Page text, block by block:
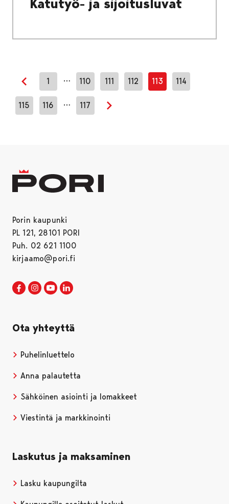
Katutyö- ja sijoitusluvat
Edellinen sivu
1 … 110 111 112 113 114
115 116 … 117
Seuraava sivu
Porin kaupunki
PL 121, 28101 PORI
Puh. 02 621 1100
kirjaamo@pori.fi
Porin kaupunki Facebookissa
Avautuu uudessa välilehdessä
Porin kaupunki Instagramissa
Avautuu uudessa välilehdessä
Porin kaupunki Youtubessa
Avautuu uudessa välilehdessä
Ota yhteyttä
Puhelinluettelo
Anna palautetta
Sähköinen asiointi ja lomakkeet
Viestintä ja markkinointi
Laskutus ja maksaminen
Lasku kaupungilta